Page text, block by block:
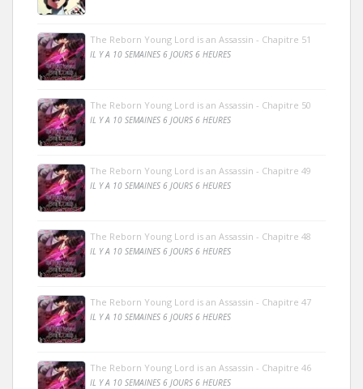
The Reborn Young Lord is an Assassin - Chapitre 51
IL Y A 10 SEMAINES 6 JOURS 6 HEURES
The Reborn Young Lord is an Assassin - Chapitre 50
IL Y A 10 SEMAINES 6 JOURS 6 HEURES
The Reborn Young Lord is an Assassin - Chapitre 49
IL Y A 10 SEMAINES 6 JOURS 6 HEURES
The Reborn Young Lord is an Assassin - Chapitre 48
IL Y A 10 SEMAINES 6 JOURS 6 HEURES
The Reborn Young Lord is an Assassin - Chapitre 47
IL Y A 10 SEMAINES 6 JOURS 6 HEURES
The Reborn Young Lord is an Assassin - Chapitre 46
IL Y A 10 SEMAINES 6 JOURS 6 HEURES